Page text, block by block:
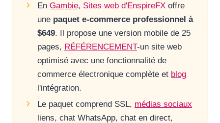
En Gambie, Sites web d'EnspireFX offre
une paquet e-commerce professionnel à
$649. Il propose une version mobile de 25
pages, RÉFÉRENCEMENT-un site web
optimisé avec une fonctionnalité de
commerce électronique complète et blog
l'intégration.
Le paquet comprend SSL, médias sociaux
liens, chat WhatsApp, chat en direct,